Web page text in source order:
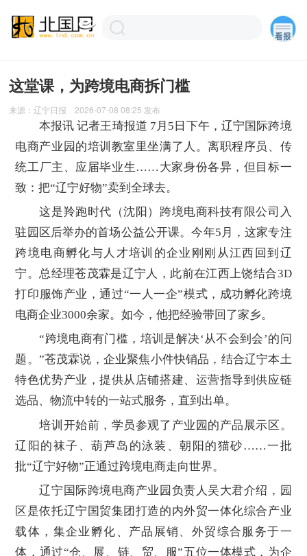
这堂课，为跨境电商拆门槛
来源：辽宁日报 2026-07-08 08:25 发布
本报讯 记者王琦报道 7月5日下午，辽宁国际跨境
电商产业园的培训教室里坐满了人。离职程序员、传
统工厂主、应届毕业生……大家身份各异，但目标一
致：把“辽宁好物”卖到全球去。
这是羚跑时代（沈阳）跨境电商科技有限公司入
驻园区后举办的首场公益公开课。今年5月，这家专注
跨境电商孵化与人才培训的企业刚刚从江西回到辽
宁。总经理苍茂霖是辽宁人，此前在江西上饶结合3D
打印服饰产业，通过“一人一企”模式，成功孵化跨境
电商企业3000余家。如今，他把经验带回了家乡。
“跨境电商有门槛，培训是解决‘从不会到会’的问
题。”苍茂霖说，企业聚焦小件快销品，结合辽宁本土
特色优势产业，提供从店铺搭建、运营指导到供应链
选品、物流中转的一站式服务，直到出单。
培训开始前，学员参观了产业园的产品展示区。
辽阳的袜子、葫芦岛的泳装、朝阳的猫砂……一批
批“辽宁好物”正通过跨境电商走向世界。
辽宁国际跨境电商产业园负责人吴大君介绍，园
区是依托辽宁国贸集团打造的内外贸一体化综合产业
载体，集企业孵化、产品展销、外贸综合服务于一
体，通过“仓、展、链、贸、服”五位一体模式，为企